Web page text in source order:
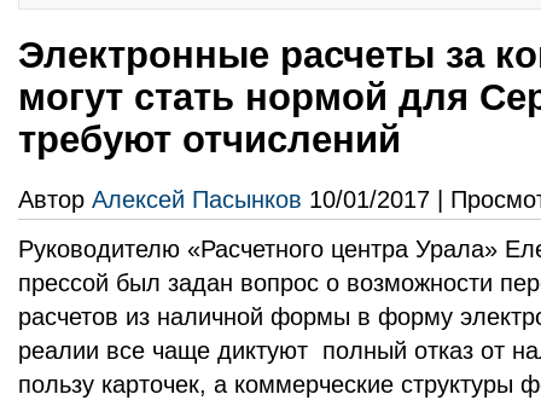
Электронные расчеты за
могут стать нормой для
требуют отчислений
Автор Алексей Пасынков 10/01/2017 |
Руководителю «Расчетного центра Урала»
прессой был задан вопрос о возможности
расчетов из наличной формы в форму
реалии все чаще диктуют полный отказ от
пользу карточек, а коммерческие структуры